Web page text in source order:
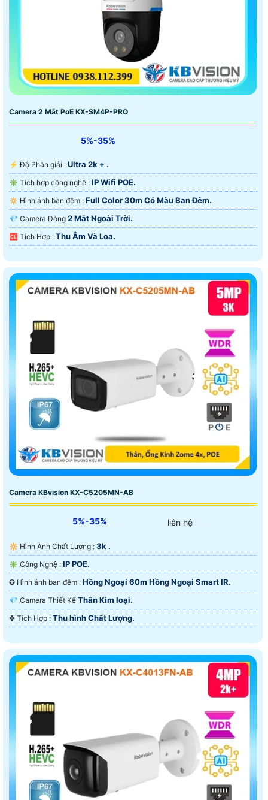
Camera 2 Mắt PoE KX-SM4P-PRO
5%-35%
️⚡ Độ Phân giải : Ultra 2k + .
✳️ Tích hợp công nghệ : IP Wifi POE.
🔅 Hình ảnh ban đêm : Full Color 30m Có Màu Ban Ðêm.
💎 Camera Dòng 2 Mắt Ngoài Trời.
️🆑 Tích Hợp : Thu Âm Và Loa.
Camera KBvision KX-C5205MN-AB
5%-35% liên hệ
🔆 Hình Ành Chất Lượng : 3k .
✳️ Công Nghệ : IP POE.
✪ Hình ảnh ban đêm : Hồng Ngoại 60m Hồng Ngoại Smart IR.
💎 Camera Thiết Kế Thân Kim loại.
️✤ Tích Hợp : Thu hình Chất Lượng.